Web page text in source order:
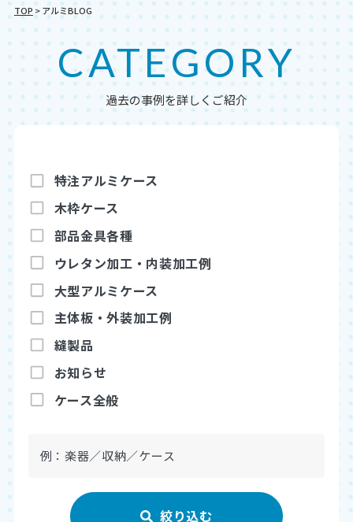
アルミブログ
お見積もり依頼
TOP >アルミBLOG
CATEGORY
過去の事例を詳しくご紹介
特注アルミケース
木枠ケース
部品金具各種
ウレタン加工・内装加工例
大型アルミケース
主体板・外装加工例
縫製品
お知らせ
ケース全般